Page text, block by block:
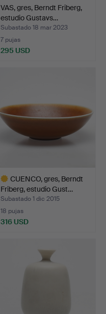
VAS, gres, Berndt Friberg,
estudio Gustavs…
Subastado 18 mar 2023
7 pujas
295 USD
CUENCO, gres, Berndt
Friberg, estudio Gust…
Subastado 1 dic 2015
18 pujas
316 USD